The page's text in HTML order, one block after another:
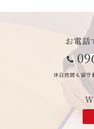
お電話
休日夜間も留守